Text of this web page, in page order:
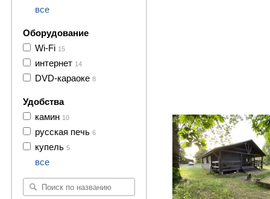
все
Оборудование
Wi-Fi 15
интернет 14
DVD-караоке 8
Удобства
камин 10
русская печь 6
купель 5
все